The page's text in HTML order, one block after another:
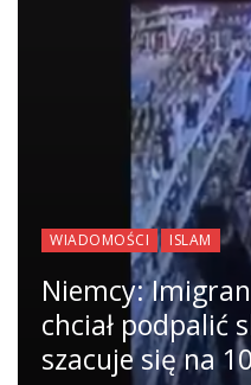
WIADOMOŚCI ISLAM
Niemcy:
chciał podpalić
szacuje się na